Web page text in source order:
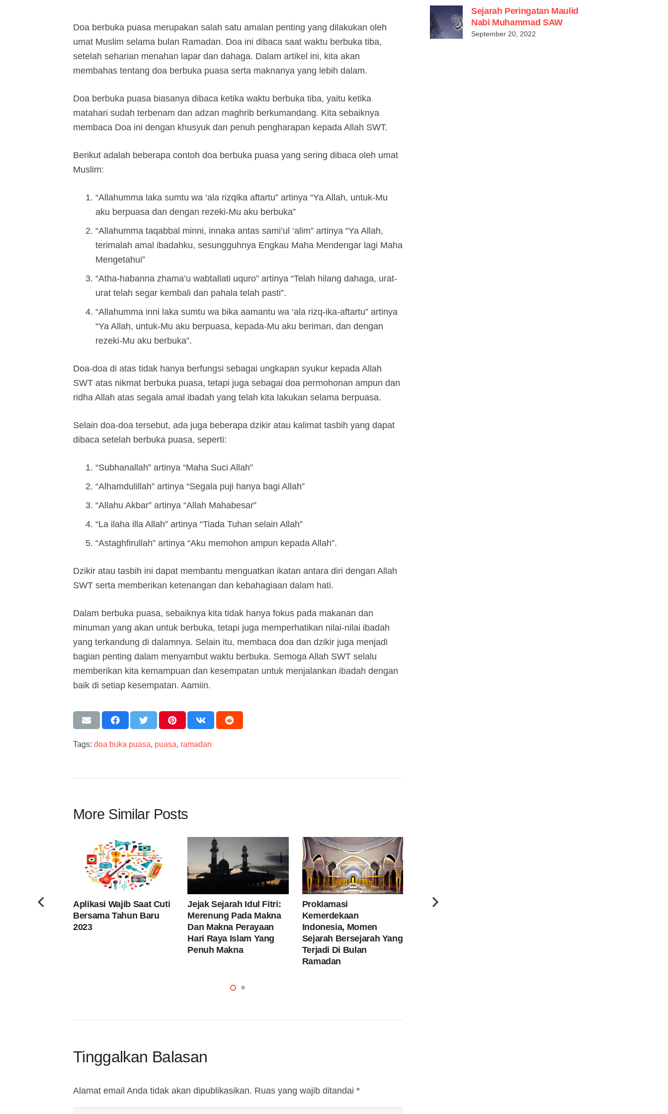
Doa berbuka puasa merupakan salah satu amalan penting yang dilakukan oleh
umat Muslim selama bulan Ramadan. Doa ini dibaca saat waktu berbuka tiba,
setelah seharian menahan lapar dan dahaga. Dalam artikel ini, kita akan
membahas tentang doa berbuka puasa serta maknanya yang lebih dalam.
Doa berbuka puasa biasanya dibaca ketika waktu berbuka tiba, yaitu ketika
matahari sudah terbenam dan adzan maghrib berkumandang. Kita sebaiknya
membaca Doa ini dengan khusyuk dan penuh pengharapan kepada Allah SWT.
Berikut adalah beberapa contoh doa berbuka puasa yang sering dibaca oleh umat
Muslim:
“Allahumma laka sumtu wa ‘ala rizqika aftartu” artinya “Ya Allah, untuk-Mu
aku berpuasa dan dengan rezeki-Mu aku berbuka”
“Allahumma taqabbal minni, innaka antas sami’ul ‘alim” artinya “Ya Allah,
terimalah amal ibadahku, sesungguhnya Engkau Maha Mendengar lagi Maha
Mengetahui”
“Atha-habanna zhama’u wabtallati uquro” artinya “Telah hilang dahaga, urat-
urat telah segar kembali dan pahala telah pasti”.
“Allahumma inni laka sumtu wa bika aamantu wa ‘ala rizq-ika-aftartu” artinya
“Ya Allah, untuk-Mu aku berpuasa, kepada-Mu aku beriman, dan dengan
rezeki-Mu aku berbuka”.
Doa-doa di atas tidak hanya berfungsi sebagai ungkapan syukur kepada Allah
SWT atas nikmat berbuka puasa, tetapi juga sebagai doa permohonan ampun dan
ridha Allah atas segala amal ibadah yang telah kita lakukan selama berpuasa.
Selain doa-doa tersebut, ada juga beberapa dzikir atau kalimat tasbih yang dapat
dibaca setelah berbuka puasa, seperti:
“Subhanallah” artinya “Maha Suci Allah”
“Alhamdulillah” artinya “Segala puji hanya bagi Allah”
“Allahu Akbar” artinya “Allah Mahabesar”
“La ilaha illa Allah” artinya “Tiada Tuhan selain Allah”
“Astaghfirullah” artinya “Aku memohon ampun kepada Allah”.
Dzikir atau tasbih ini dapat membantu menguatkan ikatan antara diri dengan Allah
SWT serta memberikan ketenangan dan kebahagiaan dalam hati.
Dalam berbuka puasa, sebaiknya kita tidak hanya fokus pada makanan dan
minuman yang akan untuk berbuka, tetapi juga memperhatikan nilai-nilai ibadah
yang terkandung di dalamnya. Selain itu, membaca doa dan dzikir juga menjadi
bagian penting dalam menyambut waktu berbuka. Semoga Allah SWT selalu
memberikan kita kemampuan dan kesempatan untuk menjalankan ibadah dengan
baik di setiap kesempatan. Aamiin.
Sejarah Peringatan Maulid
Nabi Muhammad SAW
September 20, 2022
Tags: doa buka puasa, puasa, ramadan
More Similar Posts
Aplikasi Wajib Saat Cuti
Bersama Tahun Baru
2023
Jejak Sejarah Idul Fitri:
Merenung Pada Makna
Dan Makna Perayaan
Hari Raya Islam Yang
Penuh Makna
Proklamasi
Kemerdekaan
Indonesia, Momen
Sejarah Bersejarah Yang
Terjadi Di Bulan
Ramadan
Sambut Lebaran
Tinggalkan Balasan
Alamat email Anda tidak akan dipublikasikan. Ruas yang wajib ditandai *